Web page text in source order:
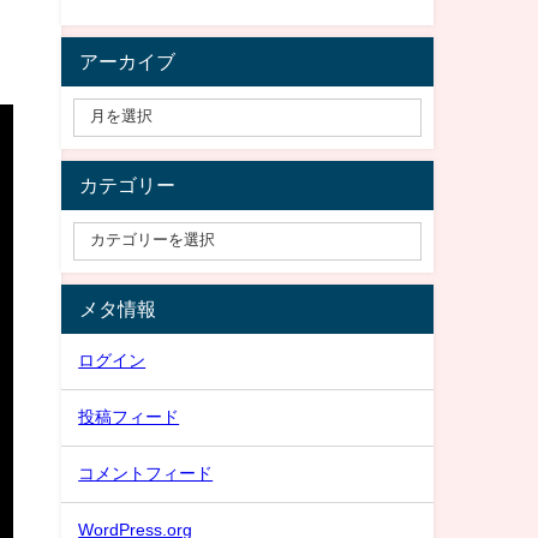
アーカイブ
カテゴリー
メタ情報
ログイン
投稿フィード
コメントフィード
WordPress.org